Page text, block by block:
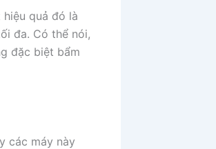
quả đó là
đa. Có thể nói,
đặc biệt bẩm
các máy này